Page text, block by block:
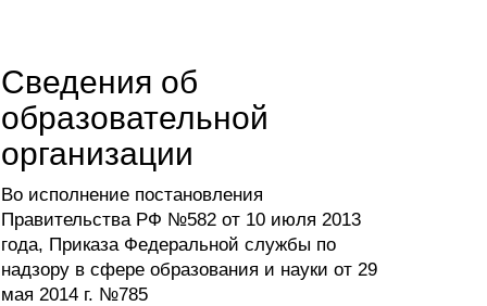
Сведения об
образовательной
организации
Во исполнение постановления
Правительства РФ №582 от 10 июля 2013
года, Приказа Федеральной службы по
надзору в сфере образования и науки от 29
мая 2014 г. №785